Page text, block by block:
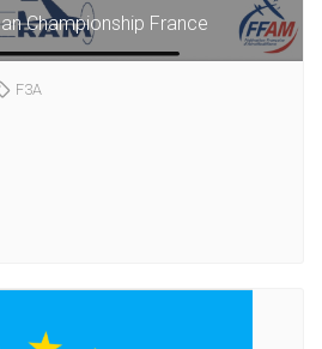
Championship France
F3A